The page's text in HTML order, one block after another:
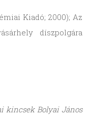
Kiadó; 2000); Az
díszpolgára
kincsek Bolyai János